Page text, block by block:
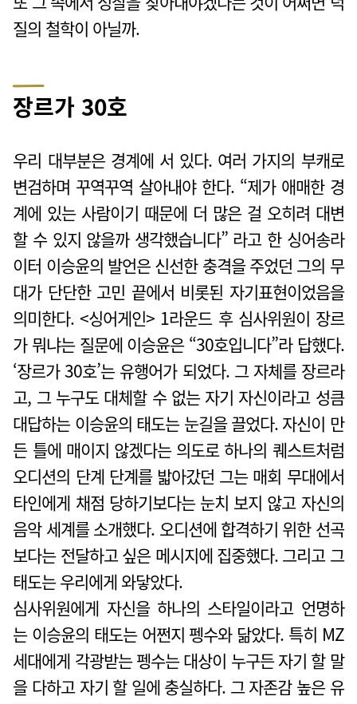
질의 철학이 아닐까.
장르가 30호
우리 대부분은 경계에 서 있다. 여러 가지의 부캐로
변검하며 꾸역꾸역 살아내야 한다. “제가 애매한 경
계에 있는 사람이기 때문에 더 많은 걸 오히려 대변
할 수 있지 않을까 생각했습니다” 라고 한 싱어송라
이터 이승윤의 발언은 신선한 충격을 주었던 그의 무
대가 단단한 고민 끝에서 비롯된 자기표현이었음을
의미한다. <싱어게인> 1라운드 후 심사위원이 장르
가 뭐냐는 질문에 이승윤은 “30호입니다”라 답했다.
‘장르가 30호’는 유행어가 되었다. 그 자체를 장르라
고, 그 누구도 대체할 수 없는 자기 자신이라고 성큼
대답하는 이승윤의 태도는 눈길을 끌었다. 자신이 만
든 틀에 매이지 않겠다는 의도로 하나의 퀘스트처럼
오디션의 단계 단계를 밟아갔던 그는 매회 무대에서
타인에게 채점 당하기보다는 눈치 보지 않고 자신의
음악 세계를 소개했다. 오디션에 합격하기 위한 선곡
보다는 전달하고 싶은 메시지에 집중했다. 그리고 그
태도는 우리에게 와닿았다.
심사위원에게 자신을 하나의 스타일이라고 언명하
는 이승윤의 태도는 어쩐지 펭수와 닮았다. 특히 MZ
세대에게 각광받는 펭수는 대상이 누구든 자기 할 말
을 다하고 자기 할 일에 충실하다. 그 자존감 높은 유